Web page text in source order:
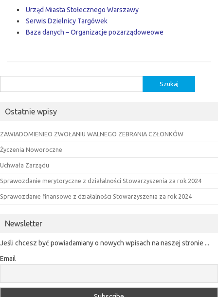
Urząd Miasta Stołecznego Warszawy
Serwis Dzielnicy Targówek
Baza danych – Organizacje pozarządoweowe
Ostatnie wpisy
ZAWIADOMIENIEO ZWOŁANIU WALNEGO ZEBRANIA CZŁONKÓW
Życzenia Noworoczne
Uchwała Zarządu
Sprawozdanie merytoryczne z działalności Stowarzyszenia za rok 2024
Sprawozdanie finansowe z działalności Stowarzyszenia za rok 2024
Newsletter
Jeśli chcesz być powiadamiany o nowych wpisach na naszej stronie ...
Email